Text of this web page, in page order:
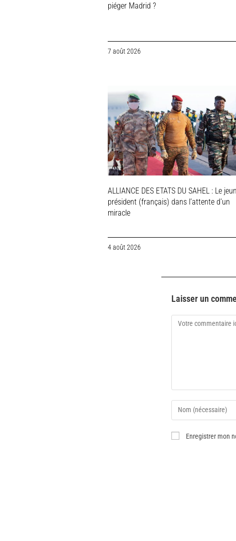
piéger Madrid ?
7 août 2026
ALLIANCE DES ETATS DU SAHEL : Le
président (français) dans l’attente d’un
miracle
4 août 2026
Laisser un
Enregistrer mon